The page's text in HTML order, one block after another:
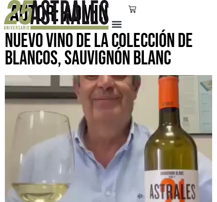
Autor:admin
Nuevo vino de la colección de
blancos, Sauvignón Blanc